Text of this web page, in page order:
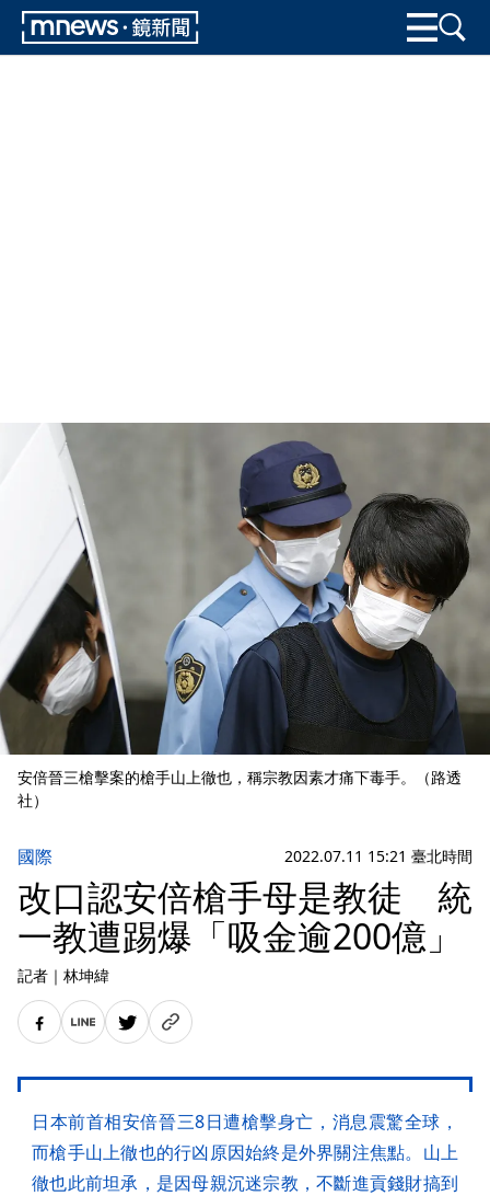
安倍晉三槍擊案的槍手山上徹也，稱宗教因素才痛下毒手。（路透
社）
國際 2022.07.11 15:21 臺北時間
改口認安倍槍手母是教徒 統
一教遭踢爆「吸金逾200億」
記者 ｜ 林坤緯
日本前首相安倍晉三8日遭槍擊身亡，消息震驚全球，
而槍手山上徹也的行凶原因始終是外界關注焦點。山上
徹也此前坦承，是因母親沉迷宗教，不斷進貢錢財搞到